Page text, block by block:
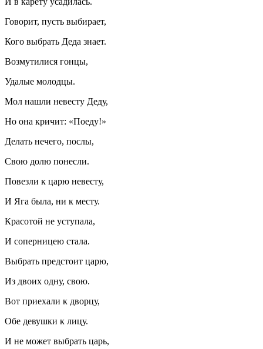
Говорит, пусть выбирает,
Кого выбрать Деда знает.
Возмутилися гонцы,
Удалые молодцы.
Мол нашли невесту Деду,
Но она кричит: «Поеду!»
Делать нечего, послы,
Свою долю понесли.
Повезли к царю невесту,
И Яга была, ни к месту.
Красотой не уступала,
И соперницею стала.
Выбрать предстоит царю,
Из двоих одну, свою.
Вот приехали к дворцу,
Обе девушки к лицу.
И не может выбрать царь,